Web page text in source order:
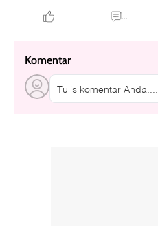
...
Komentar
Tulis komentar Anda....